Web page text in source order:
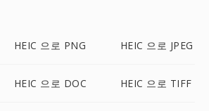
HEIC 으로 PNG HEIC 으로 JPEG
HEIC 으로 DOC HEIC 으로 TIFF